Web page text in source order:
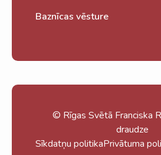
Baznīcas vēsture
© Rīgas Svētā Franciska
draudze
Sīkdatņu politikaPrivātuma